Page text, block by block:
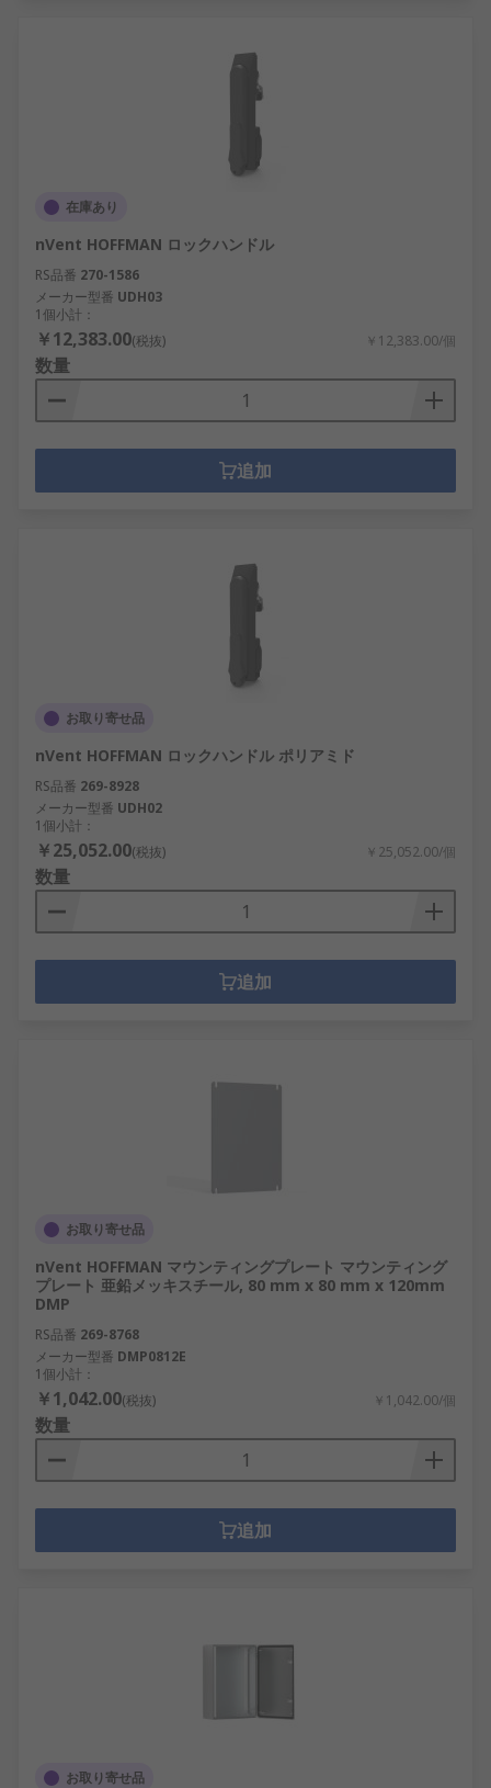
在庫あり
nVent HOFFMAN ロックハンドル
RS品番 270-1586
メーカー型番 UDH03
1個小計：
￥12,383.00(税抜) ￥12,383.00/個
数量
追加
お取り寄せ品
nVent HOFFMAN ロックハンドル ポリアミド
RS品番 269-8928
メーカー型番 UDH02
1個小計：
￥25,052.00(税抜) ￥25,052.00/個
数量
追加
お取り寄せ品
nVent HOFFMAN マウンティングプレート マウンティング
プレート 亜鉛メッキスチール, 80 mm x 80 mm x 120mm
DMP
RS品番 269-8768
メーカー型番 DMP0812E
1個小計：
￥1,042.00(税抜) ￥1,042.00/個
数量
追加
お取り寄せ品